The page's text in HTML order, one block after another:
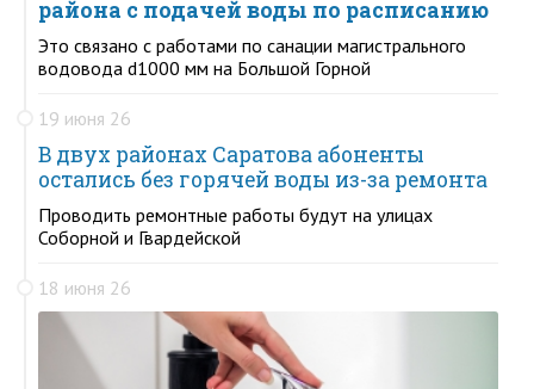
района с подачей воды по расписанию
Это связано с работами по санации магистрального
водовода d1000 мм на Большой Горной
19 июня 26
В двух районах Саратова абоненты
остались без горячей воды из-за ремонта
Проводить ремонтные работы будут на улицах
Соборной и Гвардейской
18 июня 26